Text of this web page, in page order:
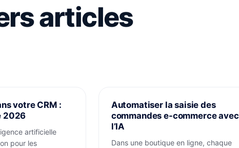
articles
votre CRM :
2026
artificielle
pour les
PROJETS
Automatiser la saisie des
commandes e-commerce avec
l’IA
Dans une boutique en ligne, chaque